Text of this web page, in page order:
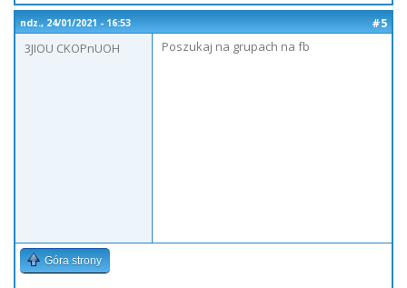
ndz., 24/01/2021 - 16:53
#5
3JIOU CKOPnUOH
Poszukaj na grupach na fb
Góra strony